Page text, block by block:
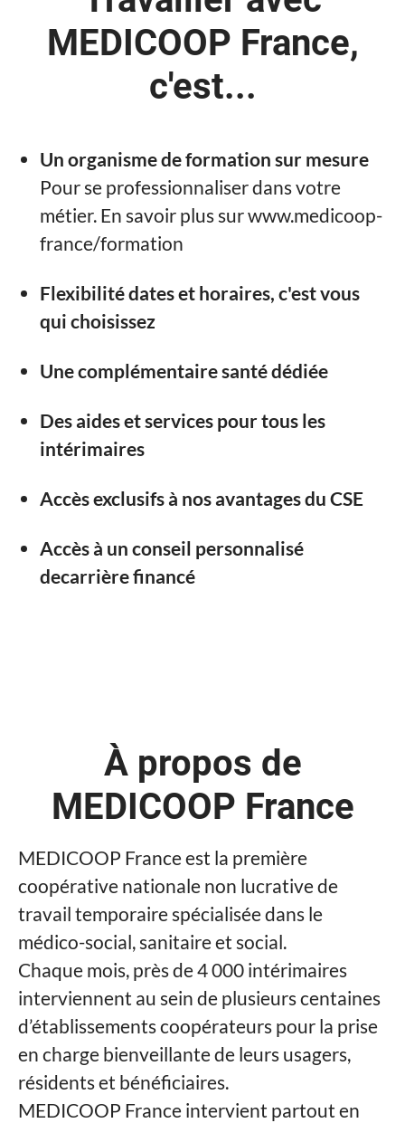
MEDICOOP France,
c'est...
Un organisme de formation sur mesure
Pour se professionnaliser dans votre
métier. En savoir plus sur www.medicoop-
france/formation
Flexibilité dates et horaires, c'est vous
qui choisissez
Une complémentaire santé dédiée
Des aides et services pour tous les
intérimaires
Accès exclusifs à nos avantages du CSE
Accès à un conseil personnalisé
decarrière financé
À propos de
MEDICOOP France
MEDICOOP France est la première
coopérative nationale non lucrative de
travail temporaire spécialisée dans le
médico-social, sanitaire et social.
Chaque mois, près de 4 000 intérimaires
interviennent au sein de plusieurs centaines
d’établissements coopérateurs pour la prise
en charge bienveillante de leurs usagers,
résidents et bénéficiaires.
MEDICOOP France intervient partout en